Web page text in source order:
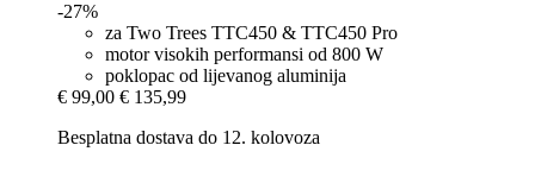
-27%
za Two Trees TTC450 & TTC450 Pro
motor visokih performansi od 800 W
poklopac od lijevanog aluminija
€ 99,00 € 135,99
Besplatna dostava do 12. kolovoza